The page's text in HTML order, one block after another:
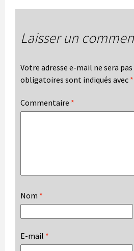
Laisser un
Votre adresse e-mail ne sera
obligatoires sont indiqués avec *
Commentaire *
Nom *
E-mail *